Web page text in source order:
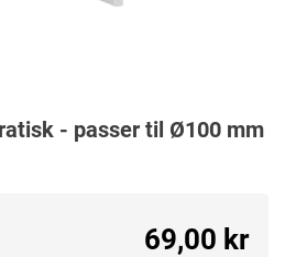
- passer til Ø100 mm
69,00 kr